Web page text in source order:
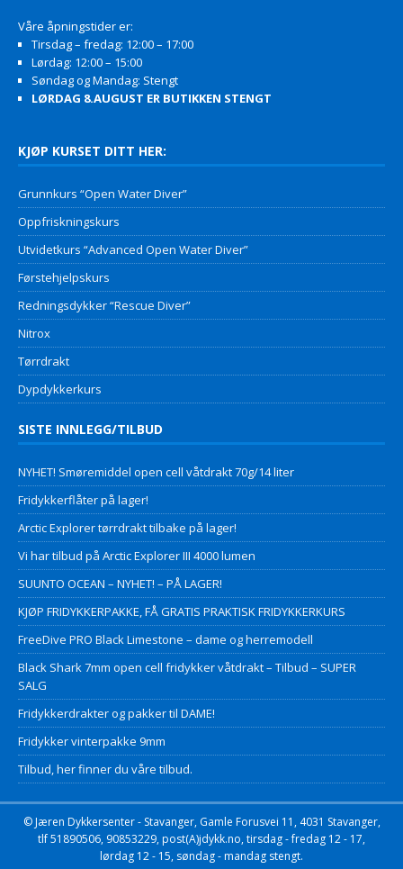
Våre åpningstider er:
Tirsdag – fredag: 12:00 – 17:00
Lørdag: 12:00 – 15:00
Søndag og Mandag: Stengt
LØRDAG 8.AUGUST ER BUTIKKEN STENGT
KJØP KURSET DITT HER:
Grunnkurs “Open Water Diver”
Oppfriskningskurs
Utvidetkurs “Advanced Open Water Diver”
Førstehjelpskurs
Redningsdykker “Rescue Diver”
Nitrox
Tørrdrakt
Dypdykkerkurs
SISTE INNLEGG/TILBUD
NYHET! Smøremiddel open cell våtdrakt 70g/14 liter
Fridykkerflåter på lager!
Arctic Explorer tørrdrakt tilbake på lager!
Vi har tilbud på Arctic Explorer III 4000 lumen
SUUNTO OCEAN – NYHET! – PÅ LAGER!
KJØP FRIDYKKERPAKKE, FÅ GRATIS PRAKTISK FRIDYKKERKURS
FreeDive PRO Black Limestone – dame og herremodell
Black Shark 7mm open cell fridykker våtdrakt – Tilbud – SUPER
SALG
Fridykkerdrakter og pakker til DAME!
Fridykker vinterpakke 9mm
Tilbud, her finner du våre tilbud.
© Jæren Dykkersenter - Stavanger, Gamle Forusvei 11, 4031 Stavanger,
tlf 51890506, 90853229, post(A)jdykk.no, tirsdag - fredag 12 - 17,
lørdag 12 - 15, søndag - mandag stengt.